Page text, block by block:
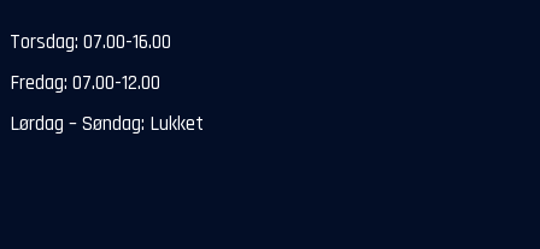
Torsdag: 07.00-16.00
Fredag: 07.00-12.00
Lørdag – Søndag: Lukket